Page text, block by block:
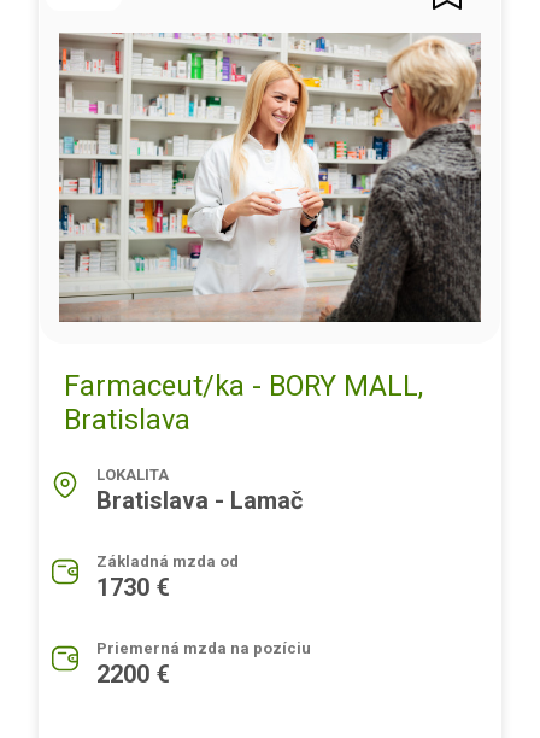
Farmaceut/ka - BORY MALL,
Bratislava
LOKALITA
Bratislava - Lamač
Základná mzda od
1730 €
Priemerná mzda na pozíciu
2200 €